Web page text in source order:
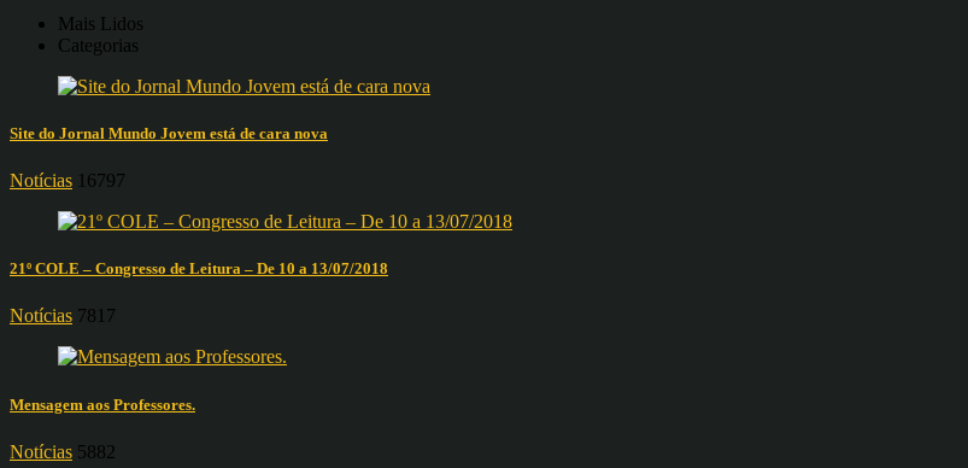
Mais Lidos
Categorias
Site do Jornal Mundo Jovem está de cara nova
Notícias 16797
21º COLE – Congresso de Leitura – De 10 a 13/07/2018
Notícias 7817
Mensagem aos Professores.
Notícias 5882